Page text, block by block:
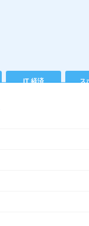
IT 経済 ス